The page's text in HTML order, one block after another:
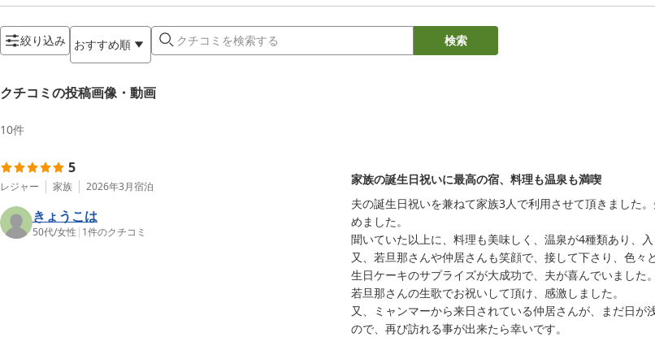
絞り込み おすすめ順 検索
クチコミの投稿画像・動画
10件
5
レジャー 家族 2026年3月宿泊
きょうこは
50代/女性 | 1件のクチコミ
家族の誕生日祝いに最高の宿、料理も温泉も満喫
夫の誕生日祝いを兼ねて家族3人で利用させて頂きました
めました。
聞いていた以上に、料理も美味しく、温泉が4種類あり、入
又、若旦那さんや仲居さんも笑顔で、接して下さり、色
生日ケーキのサプライズが大成功で、夫が喜んでいました。
若旦那さんの生歌でお祝いして頂け、感激しました。
又、ミャンマーから来日されている仲居さんが、まだ日
ので、再び訪れる事が出来たら幸いです。